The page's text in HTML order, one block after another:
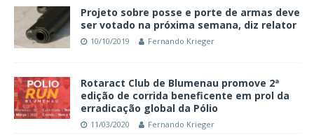
Projeto sobre posse e porte de armas deve
ser votado na próxima semana, diz relator
10/10/2019 Fernando Krieger
Rotaract Club de Blumenau promove 2ª
edição de corrida beneficente em prol da
erradicação global da Pólio
11/03/2020 Fernando Krieger